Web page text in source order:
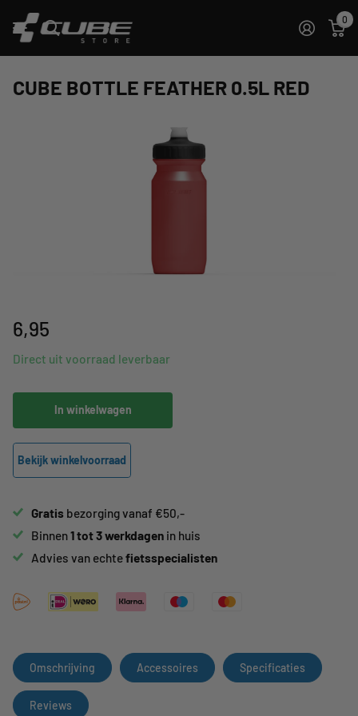
0
CUBE BOTTLE FEATHER 0.5L RED
6,95
Direct uit voorraad leverbaar
In winkelwagen
Bekijk winkelvoorraad
Gratis bezorging vanaf €50,-
Binnen1 tot 3 werkdagen in huis
Advies van echtefietsspecialisten
Omschrijving Accessoires Specificaties
Reviews